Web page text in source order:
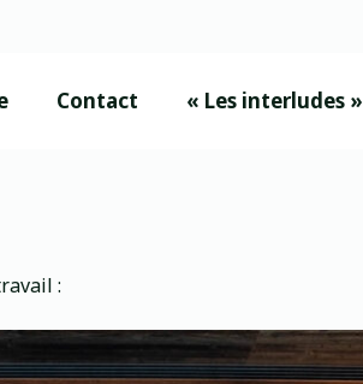
Contact « Les interludes »
: